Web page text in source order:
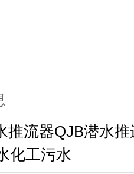
推流器QJB潜水
化工污水